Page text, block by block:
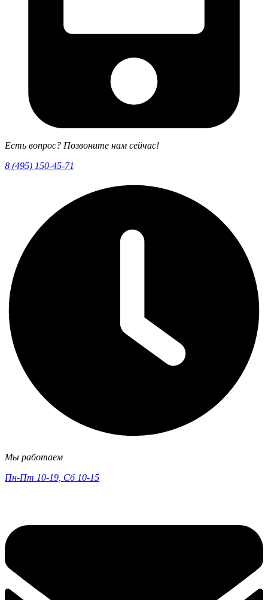
Есть вопрос? Позвоните нам сейчас!
8 (495) 150-45-71
Мы работаем
Пн-Пт 10-19, Сб 10-15